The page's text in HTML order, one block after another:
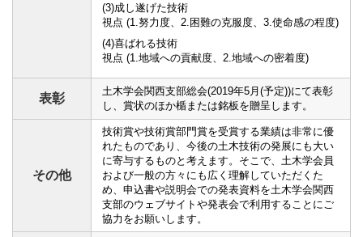
(3)成し遂げた技術
視点 (1.努力度、2.困難の克服度、3.使命感の程度)
(4)喜ばれる技術
視点 (1.地域への貢献度、2.地域への密着度)
表彰
土木学会関西支部総会(2019年5月(予定))にて表彰
し、賞状のほか楯または銘板を贈呈します。
その他
技術賞や技術賞部門賞を受賞する業績は非常に優
れたものであり、今後の土木技術の発展にも大い
に寄与するものと考えます。そこで、土木学会員
および一般の方々にも広く理解していただくた
め、申込書や説明会での発表資料を土木学会関西
支部のウェブサイトや発表会で利用することにご
協力をお願いします。